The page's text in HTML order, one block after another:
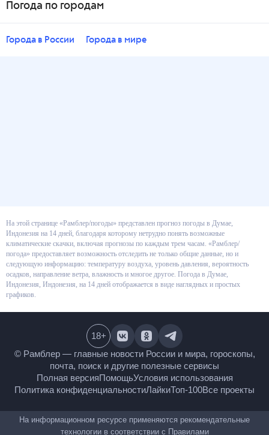
Погода по городам
Города в России Города в мире
На этой странице «Рамблер/погоды» представлен прогноз погоды в
Думае, Индонезия на 14 дней, благодаря которому нетрудно понять
возможные климатические скачки, включая прогнозы по каждым трем
часам. «Рамблер/погода» предоставляет возможность отследить не
только общие данные, но и следующую информацию: температуру
воздуха, уровень давления, вероятность осадков, направление ветра,
влажность и многое другое. Погода в Думае, Индонезия, Индонезия, на 14
дней отображается в виде наглядных и простых графиков.
© Рамблер — главные новости России и мира,
гороскопы, почта, поиск и другие полезные сервисы
Полная версияПомощьУсловия использования
Политика конфиденциальностиЛайкиТоп-100
18+
На информационном ресурсе применяются